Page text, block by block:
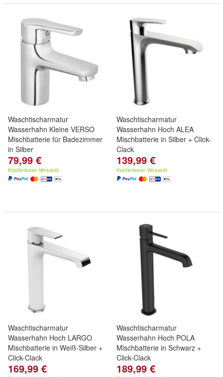
Waschtischarmatur
Wasserhahn Kleine VERSO
Mischbatterie für Badezimmer
in Silber
79,99 €
Kostenloser Versand
Waschtischarmatur
Wasserhahn Hoch ALEA
Mischbatterie in Silber + Click-
Clack
139,99 €
Kostenloser Versand
Waschtischarmatur
Wasserhahn Hoch LARGO
Mischbatterie in Weiß-Silber +
Click-Clack
169,99 €
Waschtischarmatur
Wasserhahn Hoch POLA
Mischbatterie in Schwarz +
Click-Clack
189,99 €